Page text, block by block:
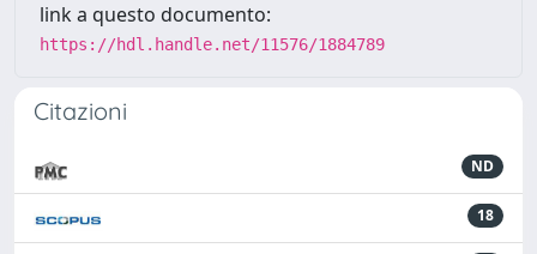
link a questo documento:
https://hdl.handle.net/11576/1884789
Citazioni
ND
18